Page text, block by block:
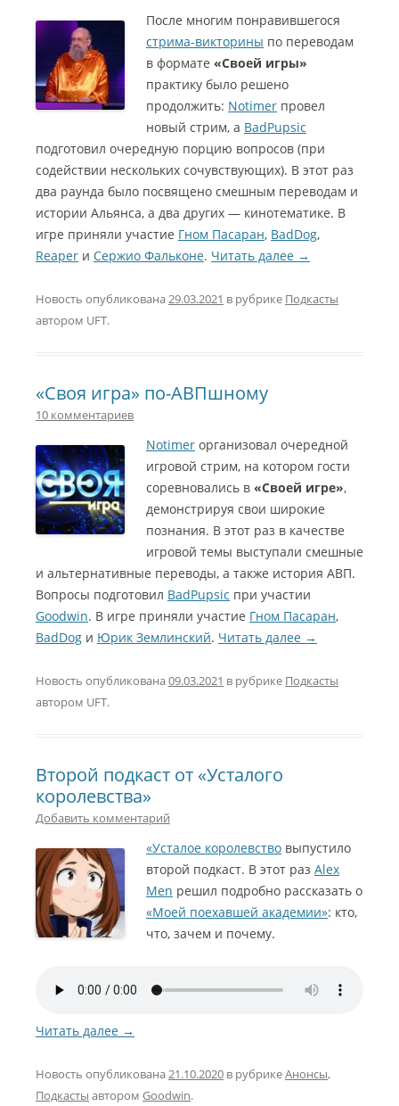
После многим понравившегося
стрима-викторины по переводам
в формате «Своей игры»
практику было решено
продолжить: Notimer провел
новый стрим, а BadPupsic
подготовил очередную порцию вопросов (при
содействии нескольких сочувствующих). В этот раз
два раунда было посвящено смешным переводам и
истории Альянса, а два других — кинотематике. В
игре приняли участие Гном Пасаран, BadDog,
Reaper и Сержио Фальконе. Читать далее →
Новость опубликована29.03.2021 в рубрике Подкасты
автором UFT.
«Своя игра» по-АВПшному
10 комментариев
Notimer организовал очередной
игровой стрим, на котором гости
соревновались в «Своей игре»,
демонстрируя свои широкие
познания. В этот раз в качестве
игровой темы выступали смешные
и альтернативные переводы, а также история АВП.
Вопросы подготовил BadPupsic при участии
Goodwin. В игре приняли участие Гном Пасаран,
BadDog и Юрик Землинский. Читать далее →
Новость опубликована09.03.2021 в рубрике Подкасты
автором UFT.
Второй подкаст от «Усталого
королевства»
Добавить комментарий
«Усталое королевство выпустило
второй подкаст. В этот раз Alex
Men решил подробно рассказать о
«Моей поехавшей академии»: кто,
что, зачем и почему.
Читать далее →
Новость опубликована21.10.2020 в рубрикеАнонсы,
Подкасты автором Goodwin.